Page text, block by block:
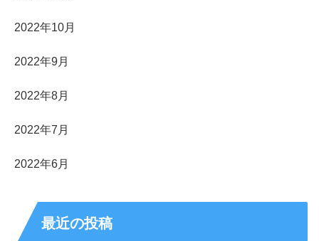
2022年10月
2022年9月
2022年8月
2022年7月
2022年6月
最近の投稿